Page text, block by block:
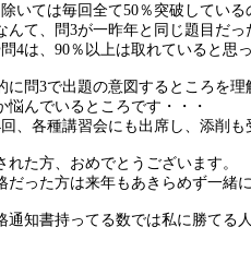
いては毎回全て50％突破している
んて、問3が一昨年と同じ題目だ
4は、90％以上は取れていると思
に問3で出題の意図するところを
悩んでいるところです・・・
、各種講習会にも出席し、添削も
れた方、おめでとうございます。
だった方は来年もあきらめず一緒
通知書持ってる数では私に勝てる